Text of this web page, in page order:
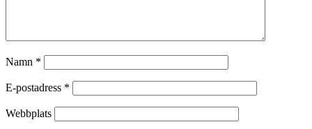
Namn *
E-postadress *
Webbplats